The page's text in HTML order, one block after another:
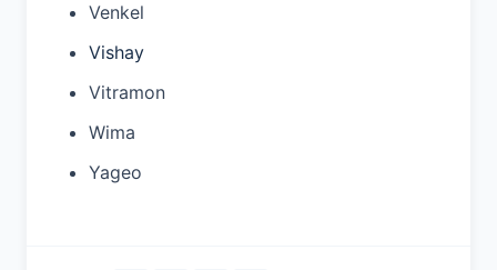
Venkel
Vishay
Vitramon
Wima
Yageo